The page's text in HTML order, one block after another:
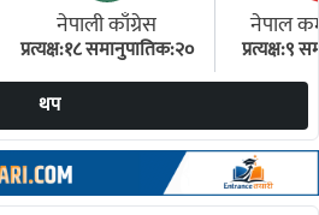
नेपाली काँग्रेस
प्रत्यक्ष:१८ समानुपातिक:२०
नेपाल
प्रत्यक्ष:९
थप